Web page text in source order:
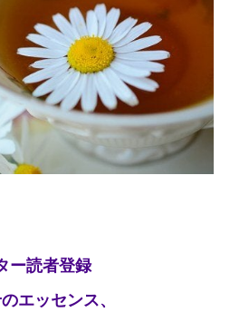
ー読者登録
エッセンス、